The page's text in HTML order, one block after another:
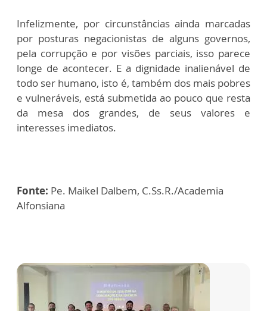
Infelizmente, por circunstâncias ainda marcadas
por posturas negacionistas de alguns governos,
pela corrupção e por visões parciais, isso parece
longe de acontecer. E a dignidade inalienável de
todo ser humano, isto é, também dos mais pobres
e vulneráveis, está submetida ao pouco que resta
da mesa dos grandes, de seus valores e
interesses imediatos.
Fonte: Pe. Maikel Dalbem, C.Ss.R./Academia
Alfonsiana